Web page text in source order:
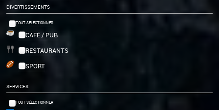
DIVERTISSEMENTS
TOUT SÉLECTIONNER
CAFÉ / PUB
RESTAURANTS
SPORT
SERVICES
TOUT SÉLECTIONNER